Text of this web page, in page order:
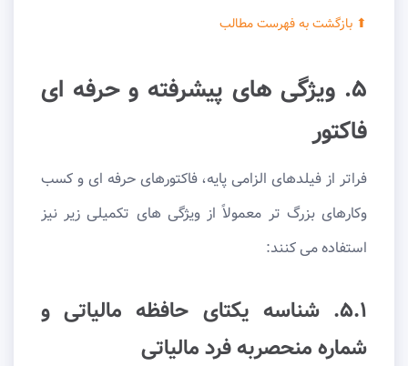
⬆ بازگشت به فهرست مطالب
۵. ویژگی های پیشرفته و حرفه ای
فاکتور
فراتر از فیلدهای الزامی پایه، فاکتورهای حرفه ای و کسب
وکارهای بزرگ تر معمولاً از ویژگی های تکمیلی زیر نیز
استفاده می کنند:
۵.۱. شناسه یکتای حافظه مالیاتی و
شماره منحصربه فرد مالیاتی